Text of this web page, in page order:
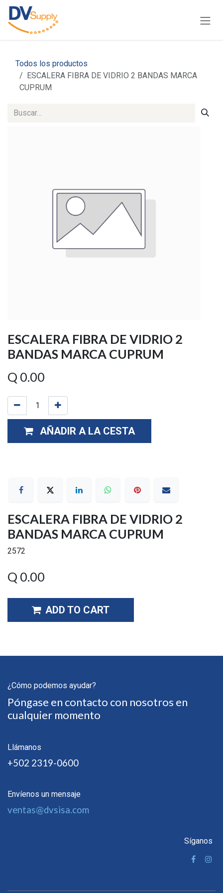
Ir al contenido
Todos los productos
ESCALERA FIBRA DE VIDRIO 2 BANDAS MARCA
CUPRUM
ESCALERA FIBRA DE VIDRIO 2
BANDAS MARCA CUPRUM
Q 0.00
AÑADIR A LA CESTA
ESCALERA FIBRA DE VIDRIO 2
BANDAS MARCA CUPRUM
2572
Q 0.00
ADD TO CART
¿Cómo podemos ayudar?
Póngase en contacto con nosotros en
cualquier momento
Llámanos
+502 2319-0600
Envíenos un mensaje
ventas@dvsisa.com
Síganos